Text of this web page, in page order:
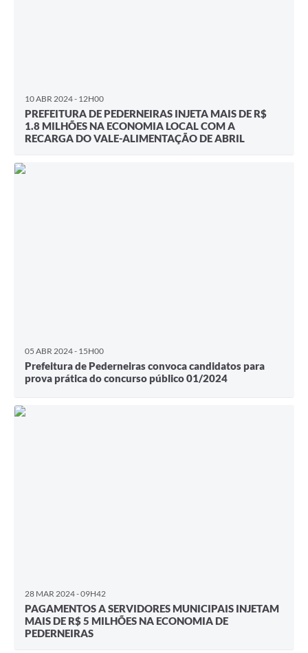
10 ABR 2024 - 12H00
PREFEITURA DE PEDERNEIRAS INJETA MAIS DE R$
1.8 MILHÕES NA ECONOMIA LOCAL COM A
RECARGA DO VALE-ALIMENTAÇÃO DE ABRIL
05 ABR 2024 - 15H00
Prefeitura de Pederneiras convoca candidatos para
prova prática do concurso público 01/2024
28 MAR 2024 - 09H42
PAGAMENTOS A SERVIDORES MUNICIPAIS INJETAM
MAIS DE R$ 5 MILHÕES NA ECONOMIA DE
PEDERNEIRAS